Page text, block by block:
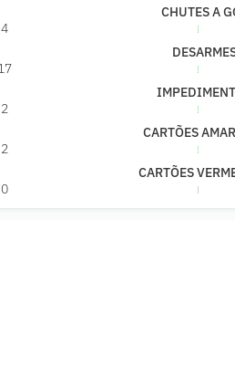
CHUTES A
4
2
CARTÕES
2
CARTÕES
0